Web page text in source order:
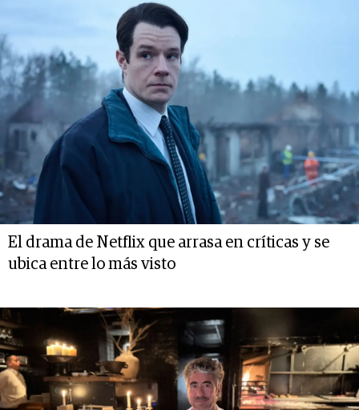
El drama de Netflix que arrasa en críticas y se
ubica entre lo más visto